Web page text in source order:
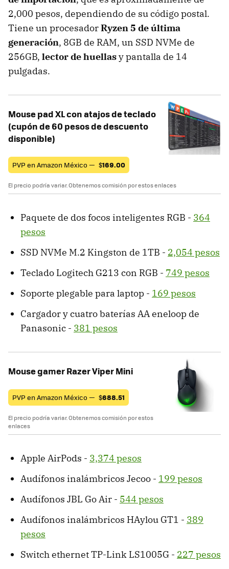
2,000 pesos, dependiendo de su código postal.
Tiene un procesadorRyzen 5 de última
generación, 8GB de RAM, un SSD NVMe de
256GB, lector de huellasy pantalla de 14
pulgadas.
Mouse pad XL con atajos de teclado
(cupón de 60 pesos de descuento
disponible)
PVP en Amazon México — $169.00
El precio podría variar. Obtenemos comisión por estos enlaces
Paquete de dos focos inteligentes RGB - 364
pesos
SSD NVMe M.2 Kingston de 1TB - 2,054 pesos
Teclado Logitech G213 con RGB - 749 pesos
Soporte plegable para laptop - 169 pesos
Cargador y cuatro baterías AA eneloop de
Panasonic - 381 pesos
Mouse gamer Razer Viper Mini
PVP en Amazon México — $688.51
El precio podría variar. Obtenemos comisión por estos
enlaces
Apple AirPods - 3,374 pesos
Audífonos inalámbricos Jecoo - 199 pesos
Audífonos JBL Go Air - 544 pesos
Audífonos inalámbricos HAylou GT1 - 389
pesos
Switch ethernet TP-Link LS1005G - 227 pesos